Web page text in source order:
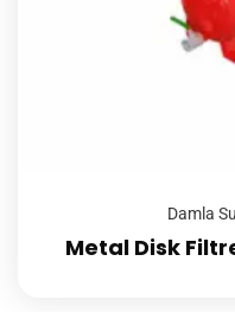
Damla
Metal Disk